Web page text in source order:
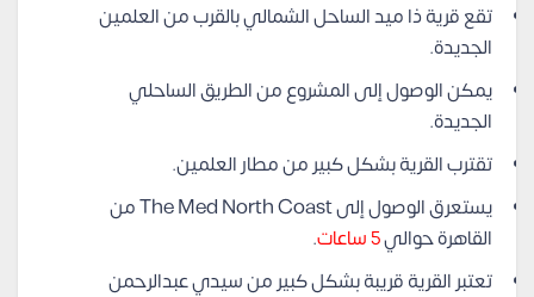
تقع قرية ذا ميد الساحل الشمالي بالقرب من العلمين
الجديدة.
يمكن الوصول إلى المشروع من الطريق الساحلي
الجديدة.
تقترب القرية بشكل كبير من مطار العلمين.
يستعرق الوصول إلى The Med North Coast من
القاهرة حوالي5 ساعات
.
تعتبر القرية قريبة بشكل كبير من سيدي عبدالرحمن